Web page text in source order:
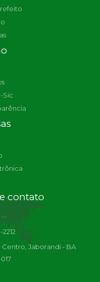
Sic
contato
Centro, Jaborandi - BA